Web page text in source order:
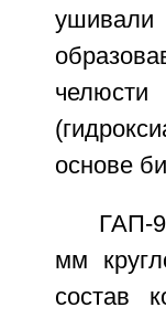
основе
ГАП-
мм
состав